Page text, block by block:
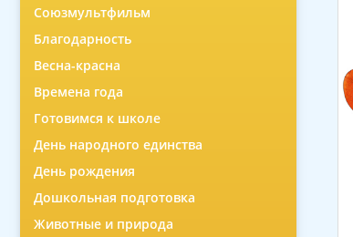
Союзмультфильм
Благодарность
Весна-красна
Времена года
Готовимся к школе
День народного единства
День рождения
Дошкольная подготовка
Животные и природа